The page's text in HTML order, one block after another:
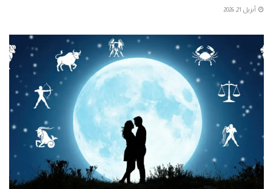
أبريل 21, 2026